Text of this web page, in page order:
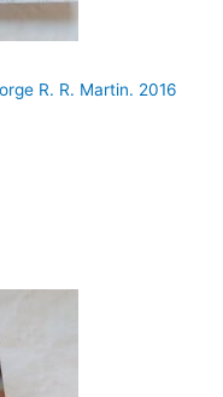
R. R. Martin. 2016